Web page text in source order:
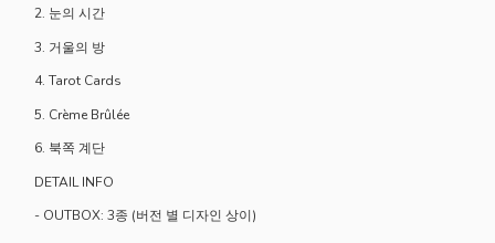
2. 눈의 시간
3. 거울의 방
4. Tarot Cards
5. Crème Brûlée
6. 북쪽 계단
DETAIL INFO
- OUTBOX: 3종 (버전 별 디자인 상이)